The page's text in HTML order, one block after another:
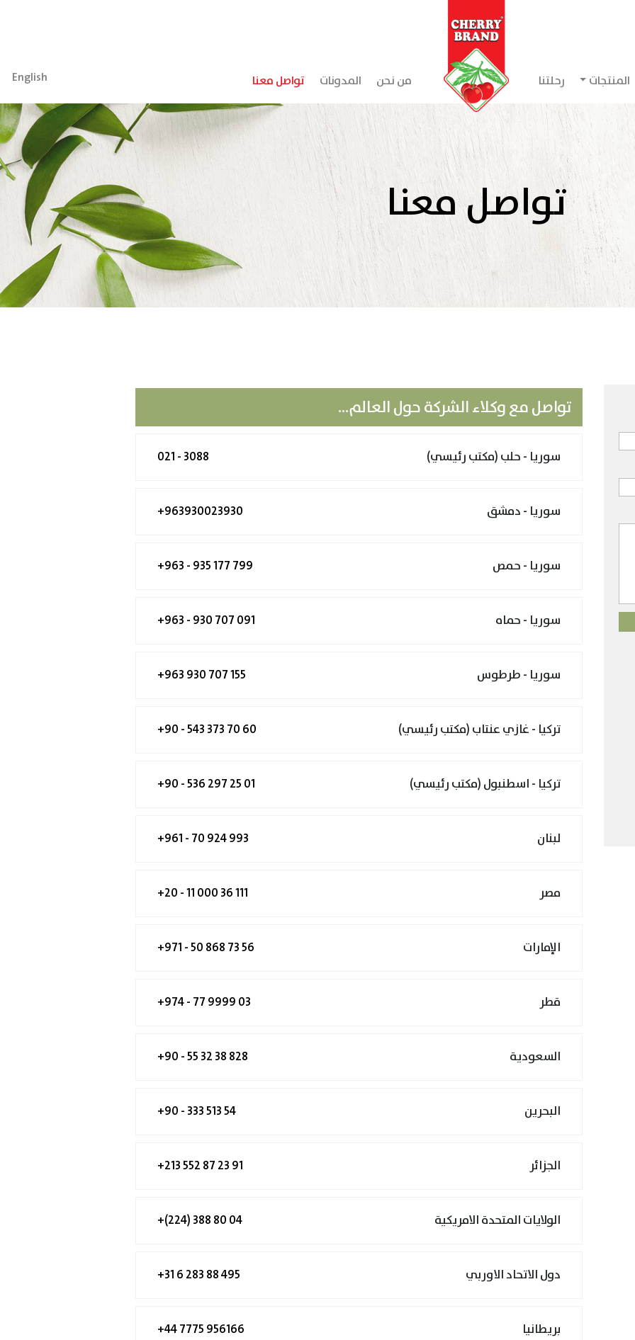
المنتجات رحلتنا من نحن المدونات تواصل معنا English
تواصل معنا
تواصل مع وكلاء الشركة حول العالم...
سوريا - حلب (مكتب رئيسي) 021 - 3088
سوريا - دمشق +963930023930
سوريا - حمص +963 - 935 177 799
سوريا - حماه +963 - 930 707 091
سوريا - طرطوس +963 930 707 155
تركيا - غازي عنتاب (مكتب رئيسي) +90 - 543 373 70 60
تركيا - اسطنبول (مكتب رئيسي) +90 - 536 297 25 01
لبنان +961 - 70 924 993
مصر +20 - 11 000 36 111
الإمارات +971 - 50 868 73 56
قطر +974 - 77 9999 03
السعودية +90 - 55 32 38 828
البحرين +90 - 333 513 54
الجزائر +213 552 87 23 91
الولايات المتحدة الامريكية +(224) 388 80 04
دول الاتحاد الاوربي +31 6 283 88 495
بريطانيا +44 7775 956166